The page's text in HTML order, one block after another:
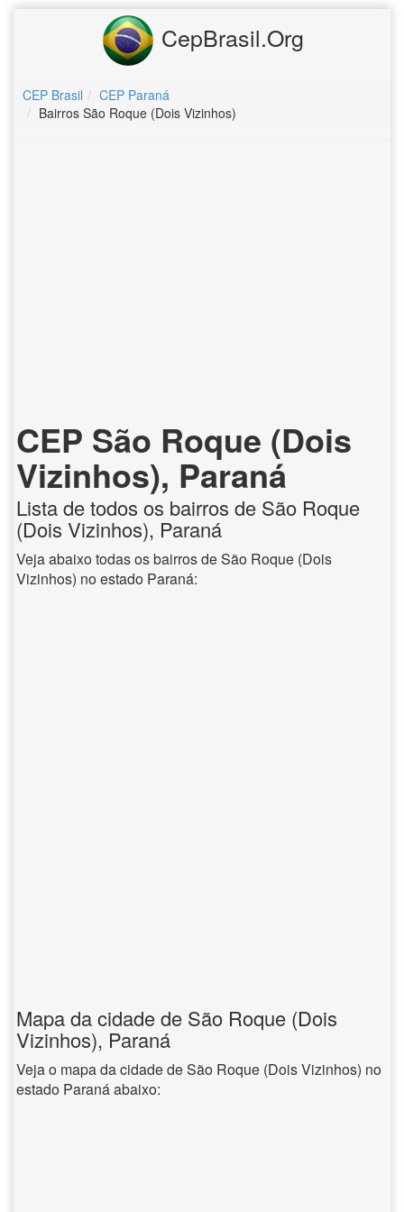
CepBrasil.Org
CEP Brasil
CEP Paraná
Bairros São Roque (Dois Vizinhos)
CEP São Roque (Dois
Vizinhos), Paraná
Lista de todos os bairros de São Roque
(Dois Vizinhos), Paraná
Veja abaixo todas os bairros de São Roque (Dois
Vizinhos) no estado Paraná:
Mapa da cidade de São Roque (Dois
Vizinhos), Paraná
Veja o mapa da cidade de São Roque (Dois Vizinhos) no
estado Paraná abaixo: